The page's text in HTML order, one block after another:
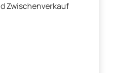
Zwischenverkauf